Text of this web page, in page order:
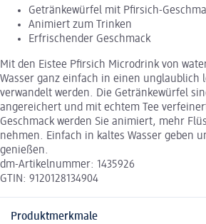
Getränkewürfel mit Pfirsich-
Animiert zum Trinken
Erfrischender Geschmack
Mit den Eistee Pfirsich Microdrink von
Wasser ganz einfach in einen unglaublich
verwandelt werden. Die Getränkewürfel
angereichert und mit echtem Tee
Geschmack werden Sie animiert, mehr
nehmen. Einfach in kaltes Wasser geben
genießen.
dm-Artikelnummer: 1435926
GTIN: 9120128134904
Produktmerkmale